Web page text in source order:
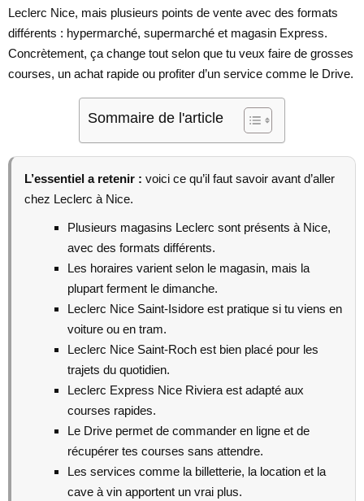
Leclerc Nice, mais plusieurs points de vente avec des formats
différents : hypermarché, supermarché et magasin Express.
Concrètement, ça change tout selon que tu veux faire de grosses
courses, un achat rapide ou profiter d’un service comme le Drive.
Sommaire de l'article
L’essentiel a retenir : voici ce qu’il faut savoir avant d’aller
chez Leclerc à Nice.
Plusieurs magasins Leclerc sont présents à Nice,
avec des formats différents.
Les horaires varient selon le magasin, mais la
plupart ferment le dimanche.
Leclerc Nice Saint-Isidore est pratique si tu viens en
voiture ou en tram.
Leclerc Nice Saint-Roch est bien placé pour les
trajets du quotidien.
Leclerc Express Nice Riviera est adapté aux
courses rapides.
Le Drive permet de commander en ligne et de
récupérer tes courses sans attendre.
Les services comme la billetterie, la location et la
cave à vin apportent un vrai plus.